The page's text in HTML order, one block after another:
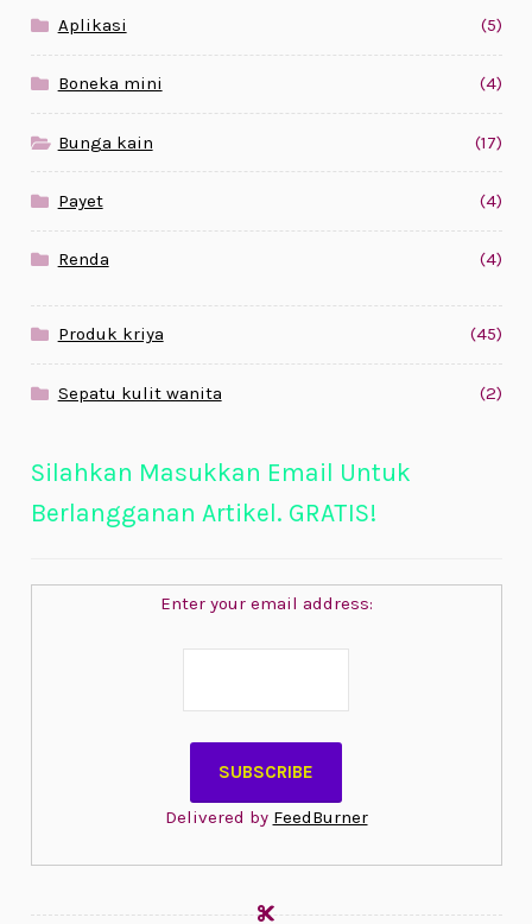
Aplikasi (5)
Boneka mini (4)
Bunga kain (17)
Payet (4)
Renda (4)
Produk kriya (45)
Sepatu kulit wanita (2)
Silahkan Masukkan Email Untuk
Berlangganan Artikel. GRATIS!
Enter your email address:
Delivered by FeedBurner